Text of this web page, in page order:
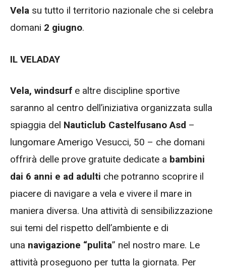
Vela su tutto il territorio nazionale che si celebra
domani 2 giugno.
IL VELADAY
Vela, windsurf e altre discipline sportive
saranno al centro dell’iniziativa organizzata sulla
spiaggia del Nauticlub Castelfusano Asd –
lungomare Amerigo Vesucci, 50 – che domani
offrirà delle prove gratuite dedicate a bambini
dai 6 anni e ad adulti che potranno scoprire il
piacere di navigare a vela e vivere il mare in
maniera diversa. Una attività di sensibilizzazione
sui temi del rispetto dell’ambiente e di
una navigazione “pulita” nel nostro mare. Le
attività proseguono per tutta la giornata. Per